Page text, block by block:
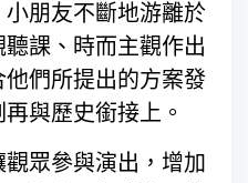
朋友不斷地游離於
課、時而主觀作出
們所提出的方案發
與歷史銜接上。
眾參與演出，增加